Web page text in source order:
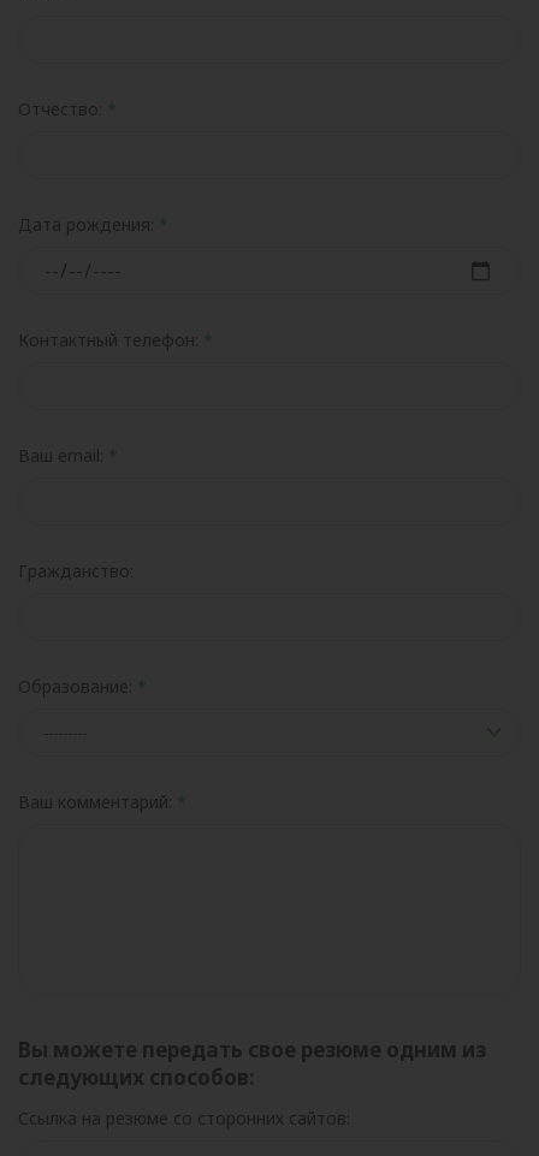
Отчество:
Дата рождения:
Контактный телефон:
Ваш email:
Гражданство:
Образование:
Ваш комментарий:
Вы можете передать свое резюме одним из
следующих способов:
Ссылка на резюме со сторонних сайтов: